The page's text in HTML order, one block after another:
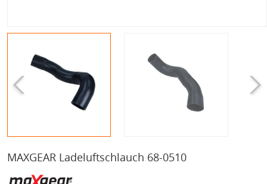
MAXGEAR Ladeluftschlauch 68-0510